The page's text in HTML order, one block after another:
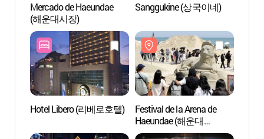
Mercado de Haeundae
(해운대시장)
Sanggukine (상국이네)
Hotel Libero (리베로호텔)
Festival de la Arena de
Haeundae (해운대
모래축제)